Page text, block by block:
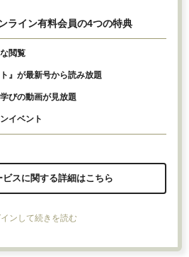
ライン有料会員の4つの特典
閲覧
』が最新号から読み放題
びの動画が見放題
イベント
スに関する詳細はこちら
インして続きを読む